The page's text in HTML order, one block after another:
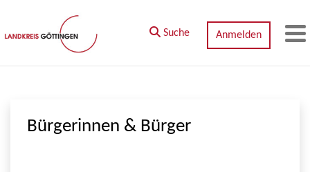
Zum Hauptinhalt springen
Suche Anmelden
Bürgerinnen & Bürger